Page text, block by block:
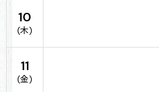
10
(木)
11
(金)